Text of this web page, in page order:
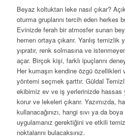
Beyaz koltuktan leke nasıl çıkar?
oturma gruplarını tercih eden herkes
Evinizde ferah bir atmosfer sunan
hemen ortaya çıkarır. Yanlış temizlik
yıpratır, renk solmasına ve
açar. Birçok kişi, farklı ipuçlarını
Her kumaşın kendine özgü özellikleri
yöntemi seçmek şarttır. Güldal
ekibimiz ev ve iş yerlerinizde hassas
korur ve lekeleri çıkarır. Yazımızda,
kullanacağınızı, hangi sıvı ya da
uygulamanız gerektiğini ve etkili
noktalarını bulacaksınız.